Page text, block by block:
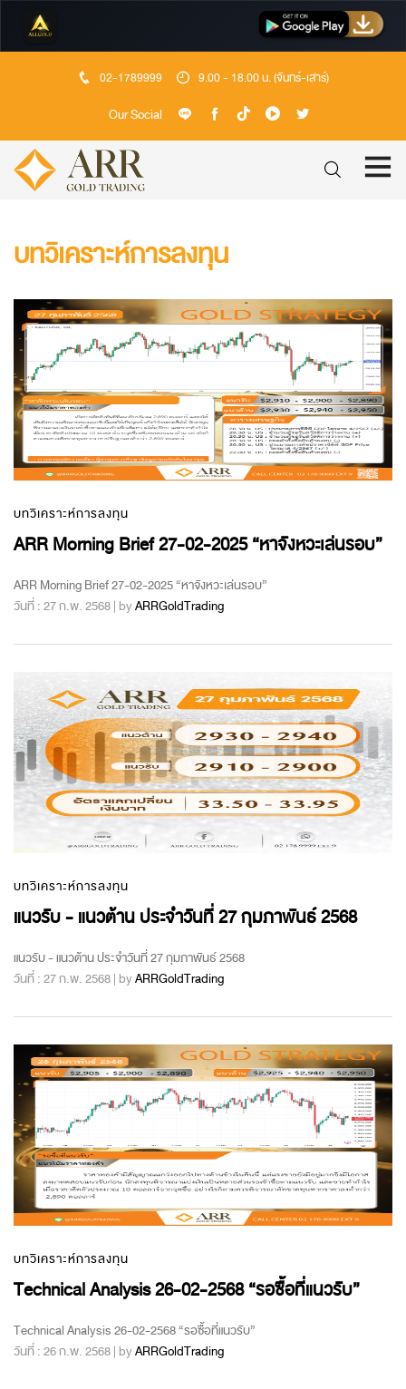
02-1789999 9.00 - 18.00 น. (จันทร์-เสาร์)
Our Social
บทวิเคราะห์การลงทุน
บทวิเคราะห์การลงทุน
ARR Morning Brief 27-02-2025 “หาจังหวะเล่นรอบ”
ARR Morning Brief 27-02-2025 “หาจังหวะเล่นรอบ”
วันที่ : 27 ก.พ. 2568 | byARRGoldTrading
บทวิเคราะห์การลงทุน
แนวรับ - แนวต้าน ประจำวันที่ 27 กุมภาพันธ์ 2568
แนวรับ - แนวต้าน ประจำวันที่ 27 กุมภาพันธ์ 2568
วันที่ : 27 ก.พ. 2568 | byARRGoldTrading
บทวิเคราะห์การลงทุน
Technical Analysis 26-02-2568 “รอซื้อที่แนวรับ”
Technical Analysis 26-02-2568 “รอซื้อที่แนวรับ”
วันที่ : 26 ก.พ. 2568 | byARRGoldTrading